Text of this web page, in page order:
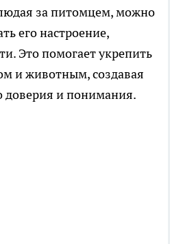
за питомцем, можно
его настроение,
Это помогает укрепить
и животным, создавая
доверия и понимания.